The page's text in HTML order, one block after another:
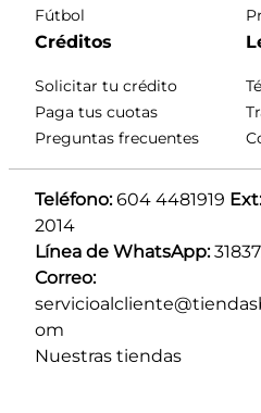
Fútbol
Créditos
Solicitar tu crédito
Paga tus cuotas
Preguntas frecuentes
Teléfono: 604 4481919 Ext:
2014
Línea de WhatsApp:
Correo:
om
Nuestras tiendas